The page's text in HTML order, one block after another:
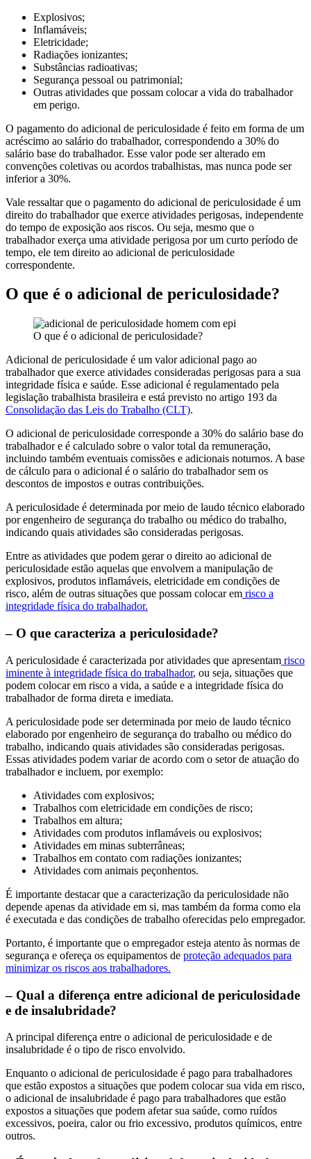
Explosivos;
Inflamáveis;
Eletricidade;
Radiações ionizantes;
Substâncias radioativas;
Segurança pessoal ou patrimonial;
Outras atividades que possam colocar a vida do trabalhador
em perigo.
O pagamento do adicional de periculosidade é feito em forma de um
acréscimo ao salário do trabalhador, correspondendo a 30% do
salário base do trabalhador. Esse valor pode ser alterado em
convenções coletivas ou acordos trabalhistas, mas nunca pode ser
inferior a 30%.
Vale ressaltar que o pagamento do adicional de periculosidade é um
direito do trabalhador que exerce atividades perigosas, independente
do tempo de exposição aos riscos. Ou seja, mesmo que o
trabalhador exerça uma atividade perigosa por um curto período de
tempo, ele tem direito ao adicional de periculosidade
correspondente.
O que é o adicional de periculosidade?
O que é o adicional de periculosidade?
Adicional de periculosidade é um valor adicional pago ao
trabalhador que exerce atividades consideradas perigosas para a sua
integridade física e saúde. Esse adicional é regulamentado pela
legislação trabalhista brasileira e está previsto no artigo 193 da
Consolidação das Leis do Trabalho (CLT).
O adicional de periculosidade corresponde a 30% do salário base do
trabalhador e é calculado sobre o valor total da remuneração,
incluindo também eventuais comissões e adicionais noturnos. A base
de cálculo para o adicional é o salário do trabalhador sem os
descontos de impostos e outras contribuições.
A periculosidade é determinada por meio de laudo técnico elaborado
por engenheiro de segurança do trabalho ou médico do trabalho,
indicando quais atividades são consideradas perigosas.
Entre as atividades que podem gerar o direito ao adicional de
periculosidade estão aquelas que envolvem a manipulação de
explosivos, produtos inflamáveis, eletricidade em condições de
risco, além de outras situações que possam colocar em risco a
integridade física do trabalhador.
– O que caracteriza a periculosidade?
A periculosidade é caracterizada por atividades que apresentam risco
iminente à integridade física do trabalhador, ou seja, situações que
podem colocar em risco a vida, a saúde e a integridade física do
trabalhador de forma direta e imediata.
A periculosidade pode ser determinada por meio de laudo técnico
elaborado por engenheiro de segurança do trabalho ou médico do
trabalho, indicando quais atividades são consideradas perigosas.
Essas atividades podem variar de acordo com o setor de atuação do
trabalhador e incluem, por exemplo:
Atividades com explosivos;
Trabalhos com eletricidade em condições de risco;
Trabalhos em altura;
Atividades com produtos inflamáveis ou explosivos;
Atividades em minas subterrâneas;
Trabalhos em contato com radiações ionizantes;
Atividades com animais peçonhentos.
É importante destacar que a caracterização da periculosidade não
depende apenas da atividade em si, mas também da forma como ela
é executada e das condições de trabalho oferecidas pelo empregador.
Portanto, é importante que o empregador esteja atento às normas de
segurança e ofereça os equipamentos de proteção adequados para
minimizar os riscos aos trabalhadores.
– Qual a diferença entre adicional de periculosidade
e de insalubridade?
A principal diferença entre o adicional de periculosidade e de
insalubridade é o tipo de risco envolvido.
Enquanto o adicional de periculosidade é pago para trabalhadores
que estão expostos a situações que podem colocar sua vida em risco,
o adicional de insalubridade é pago para trabalhadores que estão
expostos a situações que podem afetar sua saúde, como ruídos
excessivos, poeira, calor ou frio excessivo, produtos químicos, entre
outros.